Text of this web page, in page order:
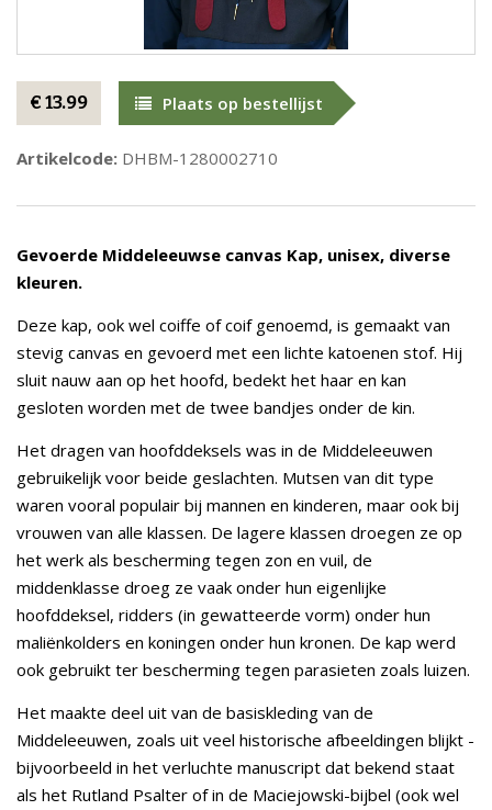
€ 13.99 Plaats op bestellijst
Artikelcode: DHBM-1280002710
Gevoerde Middeleeuwse canvas Kap, unisex, diverse
kleuren.
Deze kap, ook wel coiffe of coif genoemd, is gemaakt van
stevig canvas en gevoerd met een lichte katoenen stof. Hij
sluit nauw aan op het hoofd, bedekt het haar en kan
gesloten worden met de twee bandjes onder de kin.
Het dragen van hoofddeksels was in de Middeleeuwen
gebruikelijk voor beide geslachten. Mutsen van dit type
waren vooral populair bij mannen en kinderen, maar ook bij
vrouwen van alle klassen. De lagere klassen droegen ze op
het werk als bescherming tegen zon en vuil, de
middenklasse droeg ze vaak onder hun eigenlijke
hoofddeksel, ridders (in gewatteerde vorm) onder hun
maliënkolders en koningen onder hun kronen. De kap werd
ook gebruikt ter bescherming tegen parasieten zoals luizen.
Het maakte deel uit van de basiskleding van de
Middeleeuwen, zoals uit veel historische afbeeldingen blijkt -
bijvoorbeeld in het verluchte manuscript dat bekend staat
als het Rutland Psalter of in de Maciejowski-bijbel (ook wel